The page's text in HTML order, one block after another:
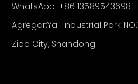
WhatsApp: +86 13589543698
Agregar:Yali Industrial Park
Zibo City, Shandong